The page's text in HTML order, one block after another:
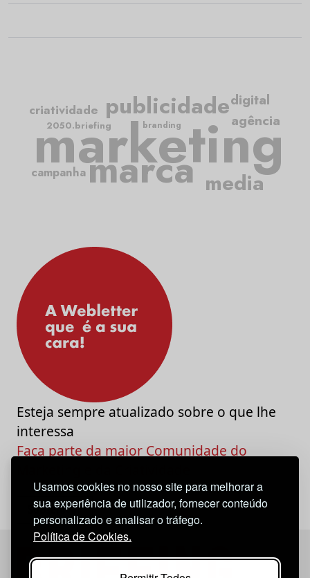
Usamos cookies no nosso site para melhorar a
sua experiência de utilizador, fornecer conteúdo
personalizado e analisar o tráfego.
Política de Cookies.
marketing
publicidade
marca
criatividade
campanha media
agência
digital
2050.briefing branding
Esteja sempre atualizado sobre o que lhe
interessa
Faça parte da maior Comunidade do